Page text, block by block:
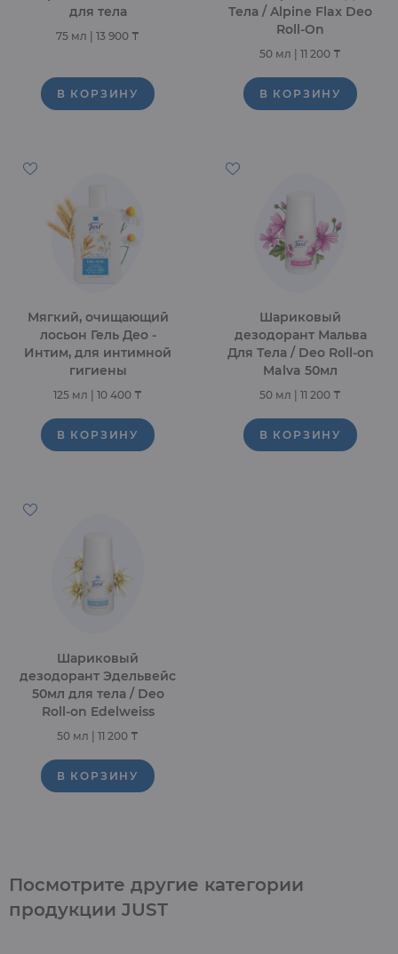
для тела
75 мл 13 900 ₸
В КОРЗИНУ
Тела / Alpine Flax Deo
Roll-On
50 мл 11 200 ₸
В КОРЗИНУ
Мягкий, очищающий
лосьон Гель Део -
Интим, для интимной
гигиены
125 мл 10 400 ₸
В КОРЗИНУ
Шариковый
дезодорант Мальва
Для Тела / Deo Roll-on
Malva 50мл
50 мл 11 200 ₸
В КОРЗИНУ
Шариковый
дезодорант Эдельвейс
50мл для тела / Deo
Roll-on Edelweiss
50 мл 11 200 ₸
В КОРЗИНУ
Посмотрите другие категории
продукции JUST